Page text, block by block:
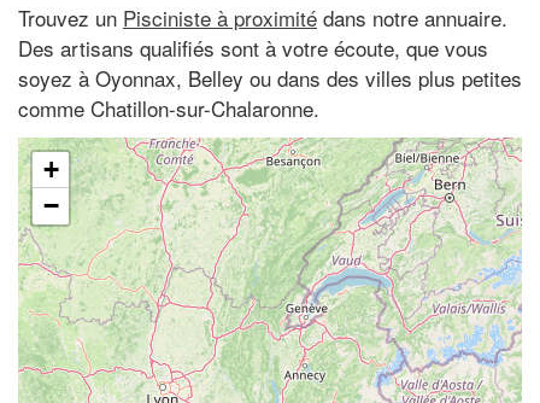
Trouvez un Pisciniste à proximité dans notre annuaire.
Des artisans qualifiés sont à votre écoute, que vous
soyez à Oyonnax, Belley ou dans des villes plus petites
comme Chatillon-sur-Chalaronne.
+
−